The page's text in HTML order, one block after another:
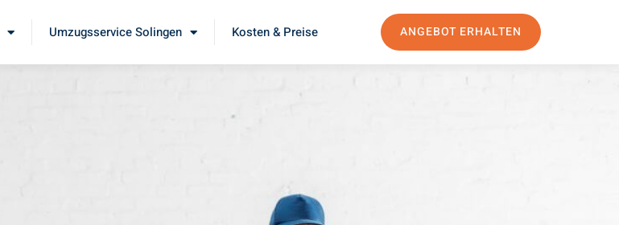
Umzugsservice Solingen Kosten & Preise ANGEBOT ERHALTEN